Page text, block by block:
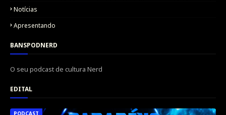
Notícias
Apresentando
BANSPODNERD
O seu podcast de cultura Nerd
EDITAL
PODCAST